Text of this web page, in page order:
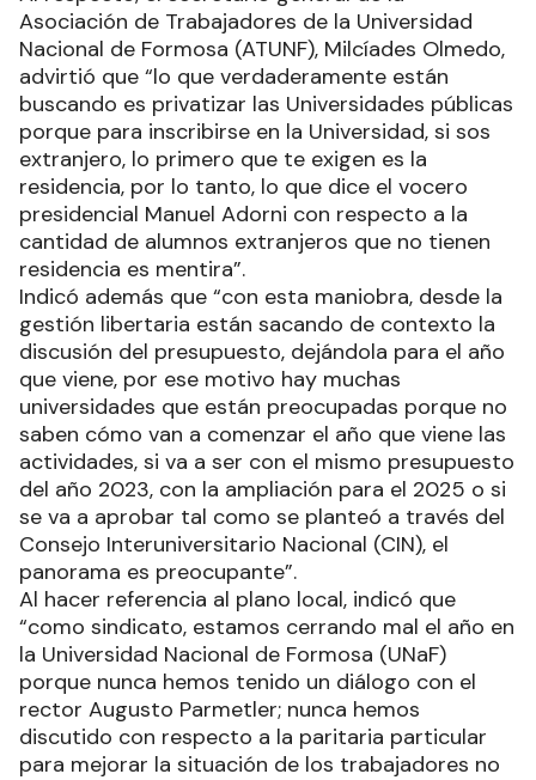
Asociación de Trabajadores de la Universidad
Nacional de Formosa (ATUNF), Milcíades Olmedo,
advirtió que “lo que verdaderamente están
buscando es privatizar las Universidades públicas
porque para inscribirse en la Universidad, si sos
extranjero, lo primero que te exigen es la
residencia, por lo tanto, lo que dice el vocero
presidencial Manuel Adorni con respecto a la
cantidad de alumnos extranjeros que no tienen
residencia es mentira”.
Indicó además que “con esta maniobra, desde la
gestión libertaria están sacando de contexto la
discusión del presupuesto, dejándola para el año
que viene, por ese motivo hay muchas
universidades que están preocupadas porque no
saben cómo van a comenzar el año que viene las
actividades, si va a ser con el mismo presupuesto
del año 2023, con la ampliación para el 2025 o si
se va a aprobar tal como se planteó a través del
Consejo Interuniversitario Nacional (CIN), el
panorama es preocupante”.
Al hacer referencia al plano local, indicó que
“como sindicato, estamos cerrando mal el año en
la Universidad Nacional de Formosa (UNaF)
porque nunca hemos tenido un diálogo con el
rector Augusto Parmetler; nunca hemos
discutido con respecto a la paritaria particular
para mejorar la situación de los trabajadores no